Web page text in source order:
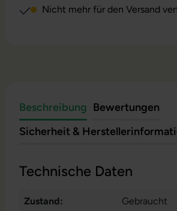
Nicht mehr für den Versand
Beschreibung Bewertungen
Sicherheit &
Technische Daten
Zustand: Gebraucht